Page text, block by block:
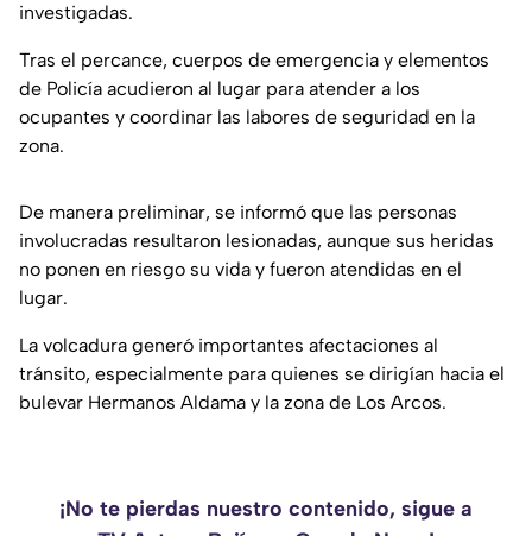
investigadas.
Tras el percance, cuerpos de emergencia y elementos
de Policía acudieron al lugar para atender a los
ocupantes y coordinar las labores de seguridad en la
zona.
De manera preliminar, se informó que las personas
involucradas resultaron lesionadas, aunque sus heridas
no ponen en riesgo su vida y fueron atendidas en el
lugar.
La volcadura generó importantes afectaciones al
tránsito, especialmente para quienes se dirigían hacia el
bulevar Hermanos Aldama y la zona de Los Arcos.
¡No te pierdas nuestro contenido, sigue a